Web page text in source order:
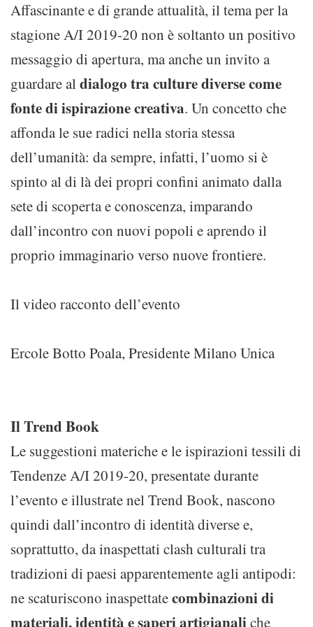
Affascinante e di grande attualità, il tema per la
stagione A/I 2019-20 non è soltanto un positivo
messaggio di apertura, ma anche un invito a
guardare aldialogo tra culture diverse come
fonte di ispirazione creativa. Un concetto che
affonda le sue radici nella storia stessa
dell’umanità: da sempre, infatti, l’uomo si è
spinto al di là dei propri confini animato dalla
sete di scoperta e conoscenza, imparando
dall’incontro con nuovi popoli e aprendo il
proprio immaginario verso nuove frontiere.
Il video racconto dell’evento
Ercole Botto Poala, Presidente Milano Unica
Il Trend Book
Le suggestioni materiche e le ispirazioni tessili di
Tendenze A/I 2019-20, presentate durante
l’evento e illustrate nel Trend Book, nascono
quindi dall’incontro di identità diverse e,
soprattutto, da inaspettati clash culturali tra
tradizioni di paesi apparentemente agli antipodi:
ne scaturiscono inaspettatecombinazioni di
materiali, identità e saperi artigianali che